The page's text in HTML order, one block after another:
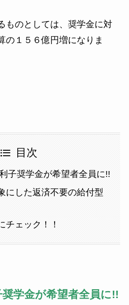
ものとしては、奨学金に対
の１５６億円増になりま
目次
子奨学金が希望者全員に!!
にした返済不要の給付型
チェック！！
学金が希望者全員に!!